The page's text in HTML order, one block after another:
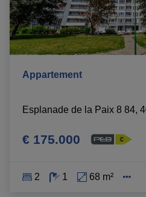
Appartement
Esplanade de la Paix 8 84,
€ 175.000
2 1 68 m²